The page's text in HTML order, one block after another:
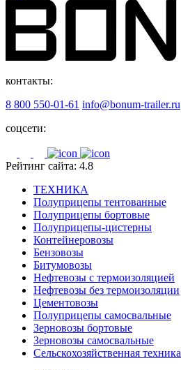
контакты:
8 800 550-01-61 info@bonum-trailer.ru
соцсети:
Рейтинг сайта: 4.8
ТЕХНИКА
Полуприцепы тентованные
Полуприцепы бортовые
Полуприцепы-цистерны
Контейнеровозы
Бензовозы
Битумовозы
Нефтевозы с термоизоляцией
Нефтевозы без термоизоляции
Цементовозы
Полуприцепы самосвальные
Зерновозы бортовые
Зерновозы самосвальные
Сельскохозяйственная техника